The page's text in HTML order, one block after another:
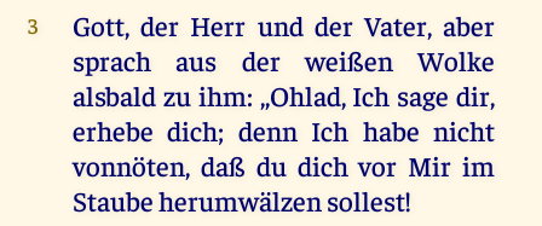
3
Gott, der Herr und der Vater, aber
sprach aus der weißen Wolke
alsbald zu ihm: ,,Ohlad, Ich sage dir,
erhebe dich; denn Ich habe nicht
vonnöten, daß du dich vor Mir im
Staube herumwälzen sollest!